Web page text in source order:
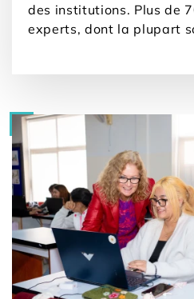
des institutions. Plus de
experts, dont la plupart
passant par la
mettent à disposition